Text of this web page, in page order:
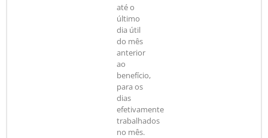
até o
último
dia útil
do mês
anterior
ao
benefício,
para os
dias
efetivamente
trabalhados
no mês.